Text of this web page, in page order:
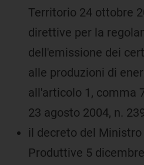
Territorio 24 ottobre
direttive per la
dell'emissione dei
alle produzioni di
all'articolo 1, comma
23 agosto 2004, n.
il decreto del
Produttive 5